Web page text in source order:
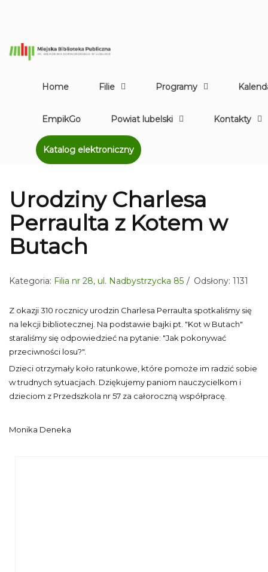
Home Filie Programy
EmpikGo Powiat lubelski Kontakty
Katalog elektroniczny
Urodziny Charlesa
Perraulta z Kotem w
Butach
Kategoria: Filia nr 28, ul. Nadbystrzycka 85 Odsłony: 1131
Z okazji 310 rocznicy urodzin Charlesa Perraulta spotkaliśmy się
na lekcji bibliotecznej. Na podstawie bajki pt. "Kot w Butach"
staraliśmy się odpowiedzieć na pytanie: "Jak pokonywać
przeciwności losu?".
Dzieci otrzymały koło ratunkowe, które pomoże im radzić sobie
w trudnych sytuacjach. Dziękujemy paniom nauczycielkom i
dzieciom z Przedszkola nr 57 za całoroczną współpracę.
Monika Deneka